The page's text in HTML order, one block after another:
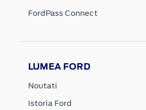
FordPass Connect
LUMEA FORD
Noutati
Istoria Ford